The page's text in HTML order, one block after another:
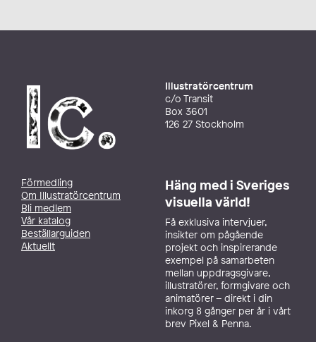
Illustratörcentrum
c/o Transit
Box 3601
126 27 Stockholm
Förmedling
Om Illustratörcentrum
Bli medlem
Vår katalog
Beställarguiden
Aktuellt
Häng med i Sveriges
visuella värld!
Få exklusiva intervjuer,
insikter om pågående
projekt och inspirerande
exempel på samarbeten
mellan uppdragsgivare,
illustratörer, formgivare och
animatörer – direkt i din
inkorg 8 gånger per år i vårt
brev Pixel & Penna.